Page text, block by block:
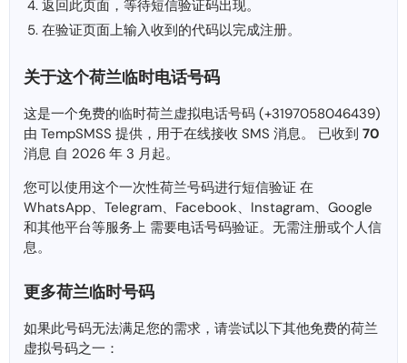
返回此页面，等待短信验证码出现。
在验证页面上输入收到的代码以完成注册。
关于这个荷兰临时电话号码
这是一个免费的临时荷兰虚拟电话号码 (+3197058046439)
由 TempSMSS 提供，用于在线接收 SMS 消息。 已收到 70
消息 自 2026 年 3 月起。
您可以使用这个一次性荷兰号码进行短信验证 在
WhatsApp、Telegram、Facebook、Instagram、Google
和其他平台等服务上 需要电话号码验证。无需注册或个人信
息。
更多荷兰临时号码
如果此号码无法满足您的需求，请尝试以下其他免费的荷兰
虚拟号码之一：